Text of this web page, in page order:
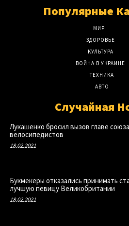
Популярные
МИР
ЗДОРОВЬЕ
КУЛЬТУРА
ВОЙНА В УКРАИНЕ
ТЕХНИКА
АВТО
Случайная
Лукашенко бросил вызов главе союза
велосипедистов
18.02.2021
Букмекеры отказались принимать
лучшую певицу Великобритании
18.02.2021